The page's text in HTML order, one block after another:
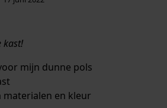
kast!
mijn dunne pols
materialen en kleur